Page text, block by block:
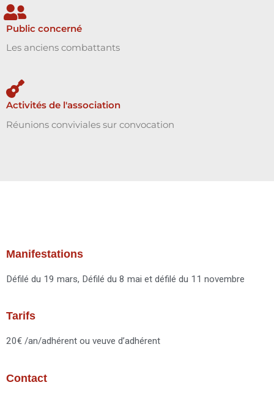
Public concerné
Les anciens combattants
Activités de l'association
Réunions conviviales sur convocation
Manifestations
Défilé du 19 mars, Défilé du 8 mai et défilé du 11 novembre
Tarifs
20€ /an/adhérent ou veuve d’adhérent
Contact